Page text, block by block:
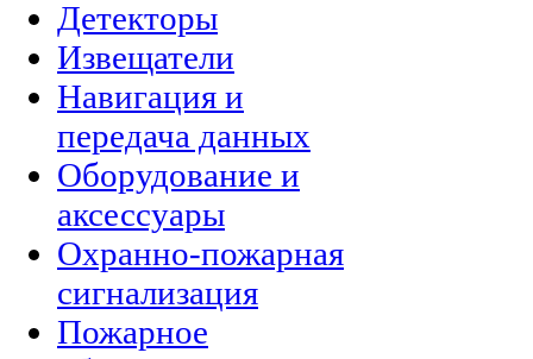
Детекторы
Извещатели
Навигация и
передача данных
Оборудование и
аксессуары
Охранно-пожарная
сигнализация
Пожарное